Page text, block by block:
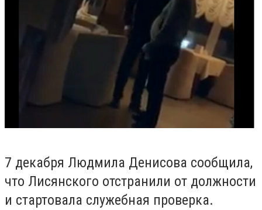
7 декабря Людмила Денисова сообщила,
что Лисянского отстранили от должности
и стартовала служебная проверка.